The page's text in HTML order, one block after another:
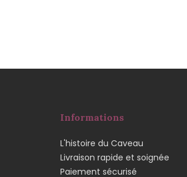
Informations
L'histoire du Caveau
Livraison rapide et soignée
Paiement sécurisé